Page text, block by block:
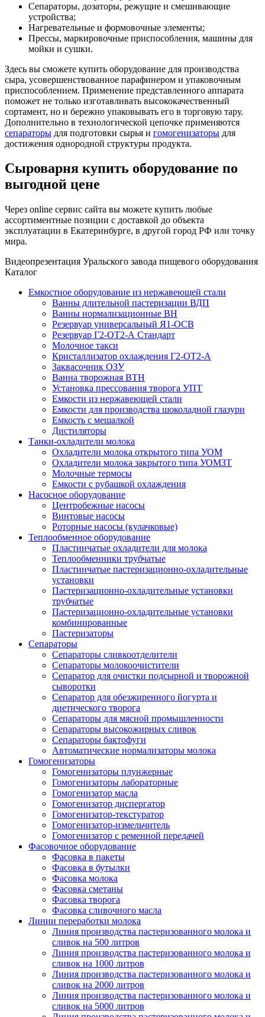
Сепараторы, дозаторы, режущие и смешивающие
устройства;
Нагревательные и формовочные элементы;
Прессы, маркировочные приспособления, машины для
мойки и сушки.
Здесь вы сможете купить оборудование для производства
сыра, усовершенствованное парафинером и упаковочным
приспособлением. Применение представленного аппарата
поможет не только изготавливать высококачественный
сортамент, но и бережно упаковывать его в торговую тару.
Дополнительно в технологической цепочке применяются
сепараторы для подготовки сырья и гомогенизаторы для
достижения однородной структуры продукта.
Сыроварня купить оборудование по
выгодной цене
Через online сервис сайта вы можете купить любые
ассортиментные позиции с доставкой до объекта
эксплуатации в Екатеринбурге, в другой город РФ или точку
мира.
Видеопрезентация Уральского завода пищевого оборудования
Каталог
Емкостное оборудование из нержавеющей стали
Ванны длительной пастеризации ВДП
Ванны нормализационные ВН
Резервуар универсальный Я1-ОСВ
Резервуар Г2-ОТ2-А Стандарт
Молочное такси
Кристаллизатор охлаждения Г2-ОТ2-А
Заквасочник ОЗУ
Ванна творожная ВТН
Установка прессования творога УПТ
Емкости из нержавеющей стали
Емкости для производства шоколадной глазури
Емкость с мешалкой
Дистиляторы
Танки-охладители молока
Охладители молока открытого типа УОМ
Охладители молока закрытого типа УОМЗТ
Молочные термосы
Емкости с рубашкой охлаждения
Насосное оборудование
Центробежные насосы
Винтовые насосы
Роторные насосы (кулачковые)
Теплообменное оборудование
Пластинчатые охладители для молока
Теплообменники трубчатые
Пластинчатые пастеризационно-охладительные
установки
Пастеризационно-охладительные установки
трубчатые
Пастеризационно-охладительные установки
комбинированные
Пастеризаторы
Сепараторы
Сепараторы сливкоотделители
Сепараторы молокоочистители
Сепаратор для очистки подсырной и творожной
сыворотки
Сепаратор для обезжиренного йогурта и
диетического творога
Сепараторы для мясной промышленности
Сепараторы высокожирных сливок
Сепараторы бактофуги
Автоматические нормализаторы молока
Гомогенизаторы
Гомогенизаторы плунжерные
Гомогенизаторы лабораторные
Гомогенизатор масла
Гомогенизатор диспергатор
Гомогенизатор-текстуратор
Гомогенизатор-измельчитель
Гомогенизатор с ременной передачей
Фасовочное оборудование
Фасовка в пакеты
Фасовка в бутылки
Фасовка молока
Фасовка сметаны
Фасовка творога
Фасовка сливочного масла
Линии переработки молока
Линия производства пастеризованного молока и
сливок на 500 литров
Линия производства пастеризованного молока и
сливок на 1000 литров
Линия производства пастеризованного молока и
сливок на 2000 литров
Линия производства пастеризованного молока и
сливок на 5000 литров